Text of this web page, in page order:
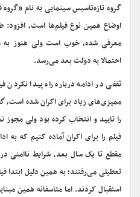
گروه تازه‌تاسیس سینمایی به نام
اوضاع همین نوع فیلم‌ها است،
معرفی شده، خوب است ولی هنوز به
احتمالا به دولت بعد می‌رسد.
ثقفی در ادامه درباره راه پیدا نکردن
ممیزی‌های زیاد برای اکران شده
را تایید و انتخاب کرده بود ولی
فیلم را برای اکران آماده کنیم که به
مقطع تا یک سال بعد، شرایط ناامنی
تعطیلی می‌رفتند؛ به همین دلیل
استقبال کردند. اما متاسفانه همین